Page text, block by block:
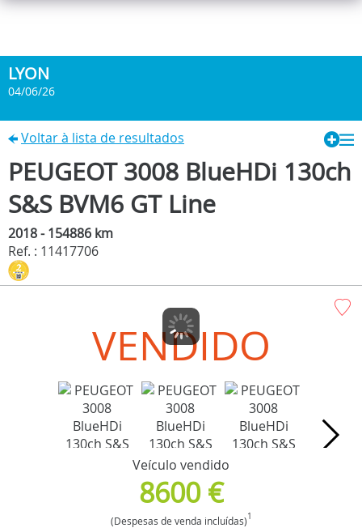
LYON
04/06/26
Voltar à lista de resultados
PEUGEOT 3008 BlueHDi 130ch
S&S BVM6 GT Line
2018 - 154886 km
Ref. : 11417706
VENDIDO
Veículo vendido
8600 €
(Despesas de venda incluídas)1